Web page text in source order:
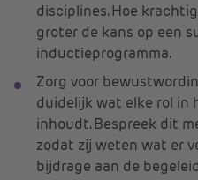
disciplines. Hoe
groter de kans op een
inductieprogramma.
Zorg voor
duidelijk wat elke rol in
inhoudt. Bespreek dit
zodat zij weten wat er
bijdrage aan de